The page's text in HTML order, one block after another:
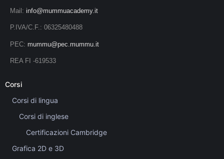
Mail: info@mummuacademy.it
P.IVA/C.F.: 06325480488
PEC: mummu@pec.mummu.it
REA FI -619533
Corsi
Corsi di lingua
Corsi di inglese
Certificazioni Cambridge
Grafica 2D e 3D